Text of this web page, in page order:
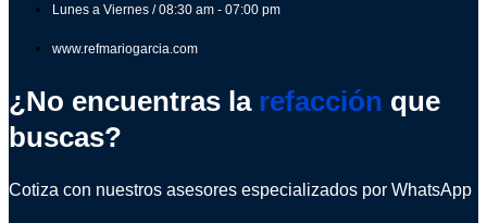
Lunes a Viernes / 08:30 am - 07:00 pm
www.refmariogarcia.com
¿No encuentras la refacción que
buscas?
Cotiza con nuestros asesores especializados por WhatsApp